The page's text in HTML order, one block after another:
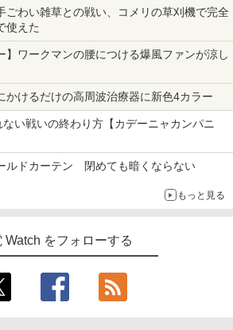
ごわい雑草との戦い、コメリの草刈機で完全
使えた
】ワークマンの腰につける爆風ファンが涼し
かけるだけの高周波治療器に新色4カラー
い戦いの終わり方【カデーニャカンパニ
ルドカーテン 閉めても暗くならない
もっと見る
Watch をフォローする